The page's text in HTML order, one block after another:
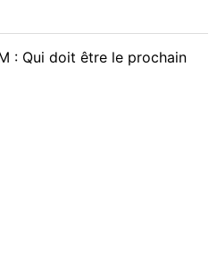
: Qui doit être le prochain